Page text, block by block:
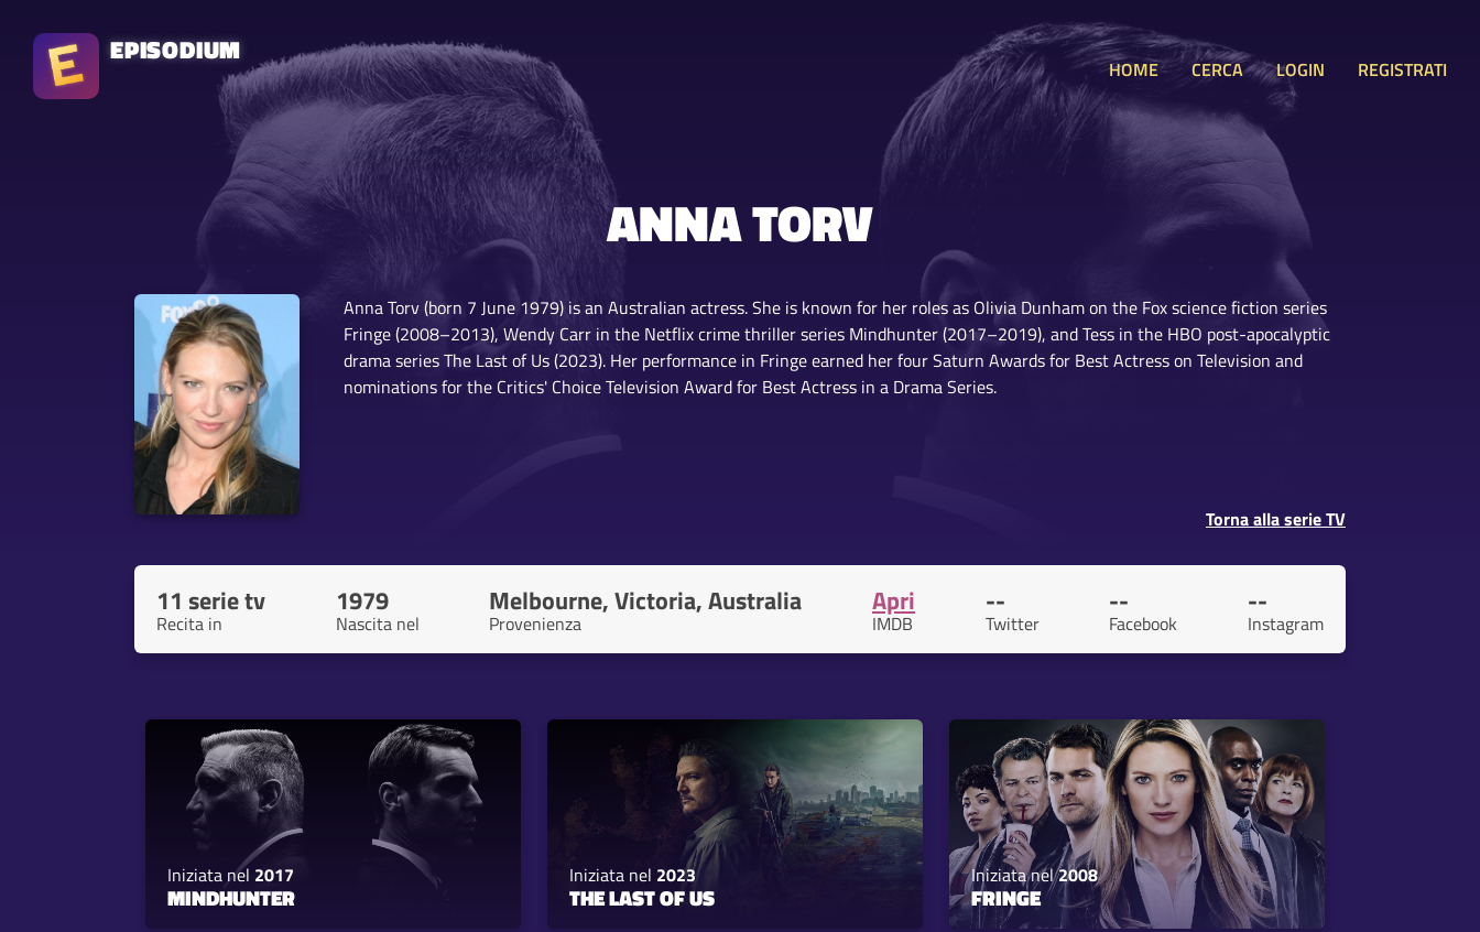
EPISODIUM
HOME CERCA LOGIN REGISTRATI
ANNA TORV
Anna Torv (born 7 June 1979) is an Australian actress. She is known for her roles as Olivia Dunham on the Fox science fiction series
Fringe (2008–2013), Wendy Carr in the Netflix crime thriller series Mindhunter (2017–2019), and Tess in the HBO post-apocalyptic
drama series The Last of Us (2023). Her performance in Fringe earned her four Saturn Awards for Best Actress on Television and
nominations for the Critics' Choice Television Award for Best Actress in a Drama Series.
Torna alla serie TV
11 serie tv
Recita in
1979
Nascita nel
Melbourne, Victoria, Australia
Provenienza
Apri
IMDB
--
Twitter
--
Facebook
--
Instagram
Iniziata nel 2017
MINDHUNTER
Iniziata nel 2023
THE LAST OF US
Iniziata nel2008
FRINGE